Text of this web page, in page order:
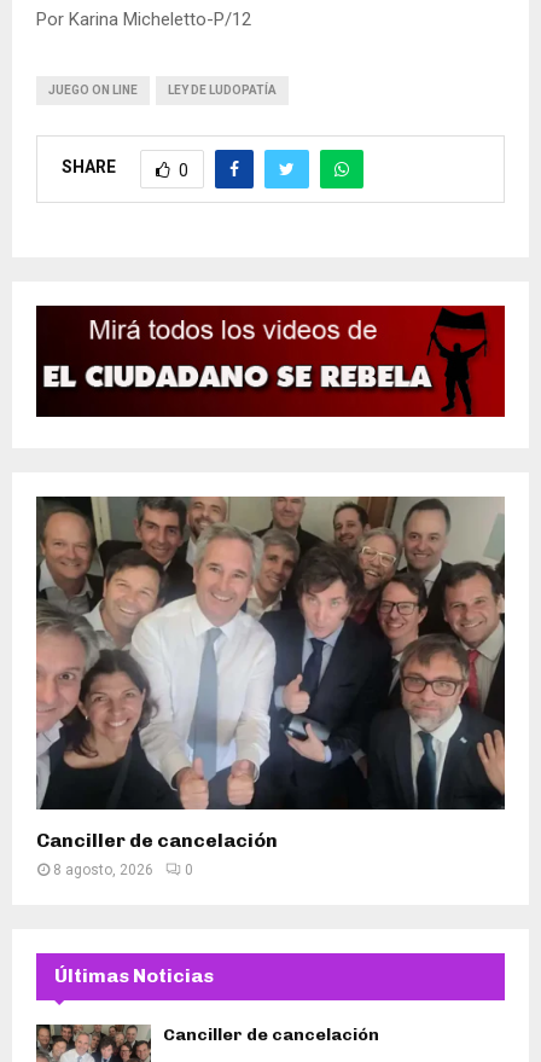
Por Karina Micheletto-P/12
JUEGO ON LINE LEY DE LUDOPATÍA
SHARE 0
Canciller de cancelación
8 agosto, 2026 0
Últimas Noticias
Canciller de cancelación